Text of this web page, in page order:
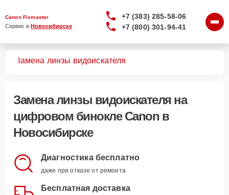
Canon Fixmaster
Сервис в Новосибирске
+7 (383) 285-58-06
+7 (800) 301-94-41
Замена линзы видоискателя
Замена линзы видоискателяна
цифровом бинокле Canon в
Новосибирске
Диагностика бесплатно
даже при отказе от ремонта
Бесплатная доставка